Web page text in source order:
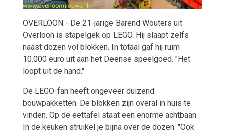
OVERLOON - De 21-jarige Barend Wouters uit
Overloon is stapelgek op LEGO. Hij slaapt zelfs
naast dozen vol blokken. In totaal gaf hij ruim
10.000 euro uit aan het Deense speelgoed. "Het
loopt uit de hand."
De LEGO-fan heeft ongeveer duizend
bouwpakketten. De blokken zijn overal in huis te
vinden. Op de eettafel staat een enorme achtbaan.
In de keuken struikel je bijna over de dozen. "Ook